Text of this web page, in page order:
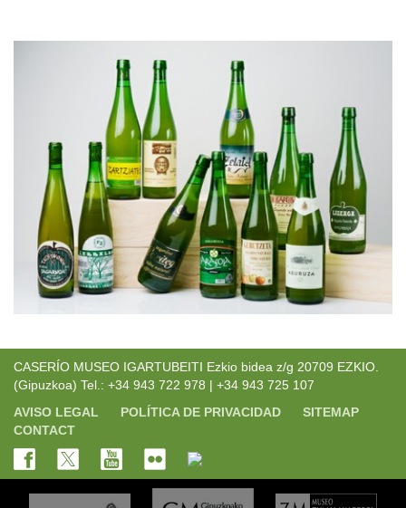
CASERÍO MUSEO IGARTUBEITI Ezkio bidea z/g 20709 EZKIO.
(Gipuzkoa) Tel.: +34 943 722 978 | +34 943 725 107
AVISO LEGAL
POLÍTICA DE PRIVACIDAD
SITEMAP
CONTACT